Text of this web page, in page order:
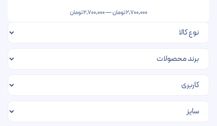
2,700,000تومان—
2,700,000تومان